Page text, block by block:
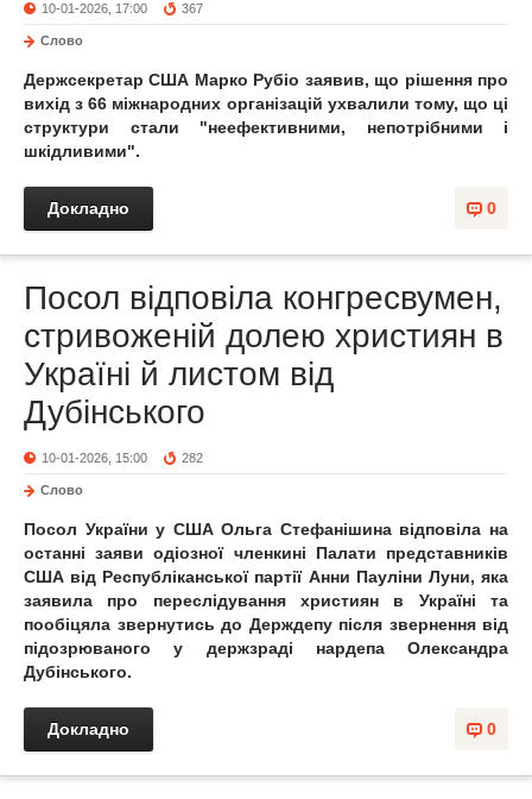
10-01-2026, 17:00 367
Слово
Держсекретар США Марко Рубіо заявив, що рішення про
вихід з 66 міжнародних організацій ухвалили тому, що ці
структури стали "неефективними, непотрібними і
шкідливими".
0
Докладно
Посол відповіла конгресвумен,
стривоженій долею християн в
Україні й листом від
Дубінського
10-01-2026, 15:00 282
Слово
Посол України у США Ольга Стефанішина відповіла на
останні заяви одіозної членкині Палати представників
США від Республіканської партії Анни Пауліни Луни, яка
заявила про переслідування християн в Україні та
пообіцяла звернутись до Держдепу після звернення від
підозрюваного у держзраді нардепа Олександра
Дубінського.
0
Докладно